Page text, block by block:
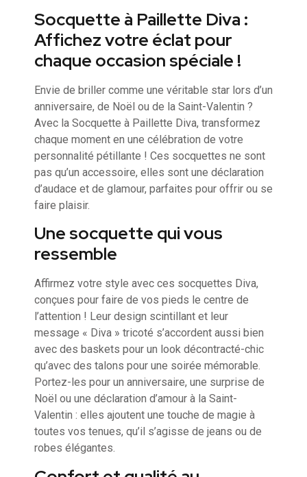
Socquette à Paillette Diva :
Affichez votre éclat pour
chaque occasion spéciale !
Envie de briller comme une véritable star lors d’un
anniversaire, de Noël ou de la Saint-Valentin ?
Avec la Socquette à Paillette Diva, transformez
chaque moment en une célébration de votre
personnalité pétillante ! Ces socquettes ne sont
pas qu’un accessoire, elles sont une déclaration
d’audace et de glamour, parfaites pour offrir ou se
faire plaisir.
Une socquette qui vous
ressemble
Affirmez votre style avec ces socquettes Diva,
conçues pour faire de vos pieds le centre de
l’attention ! Leur design scintillant et leur
message « Diva » tricoté s’accordent aussi bien
avec des baskets pour un look décontracté-chic
qu’avec des talons pour une soirée mémorable.
Portez-les pour un anniversaire, une surprise de
Noël ou une déclaration d’amour à la Saint-
Valentin : elles ajoutent une touche de magie à
toutes vos tenues, qu’il s’agisse de jeans ou de
robes élégantes.